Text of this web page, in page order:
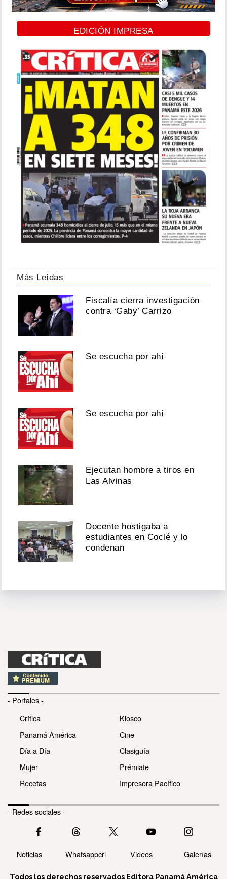
EDICIÓN IMPRESA
Más Leídas
Fiscalía cierra investigación
contra ‘Gaby’ Carrizo
Se escucha por ahí
Se escucha por ahí
Ejecutan hombre a tiros en
Las Alvinas
Docente hostigaba a
estudiantes en Coclé y lo
condenan
- Portales -
Crítica
Panamá América
Día a Día
Mujer
Recetas
Kiosco
Cine
Clasiguía
Prémiate
Impresora Pacífico
- Redes sociales -
Noticias Whatsappcri Videos Galerías
Todos los derechos reservados Editora Panamá América